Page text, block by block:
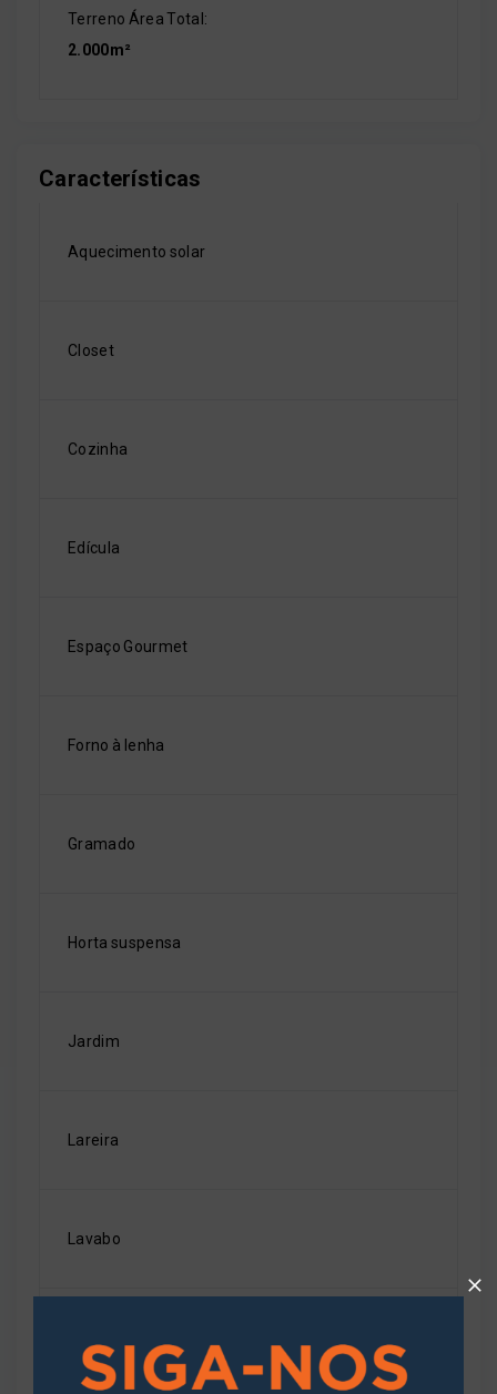
Terreno Área Total:
2.000m²
Características
Aquecimento solar
Closet
Cozinha
Edícula
Espaço Gourmet
Forno à lenha
Gramado
Horta suspensa
Jardim
Lareira
Lavabo